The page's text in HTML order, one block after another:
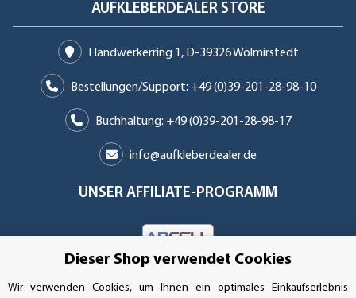
AUFKLEBERDEALER STORE
Handwerkerring 1, D-39326 Wolmirstedt
Bestellungen/Support: +49 (0)39-201-28-98-10
Buchhaltung: +49 (0)39-201-28-98-17
info@aufkleberdealer.de
UNSER AFFILIATE-PROGRAMM
UNSERE ZAHLUNGSARTEN*
Dieser Shop verwendet Cookies
Wir verwenden Cookies, um Ihnen ein optimales Einkaufserlebnis